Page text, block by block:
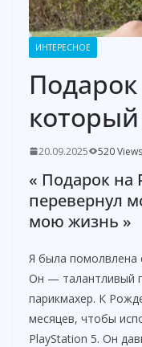
ИНТЕРЕСНОЕ
20.09.2025 520 Views
« Подарок на
перевернул
мою жизнь »
Я была помолвлена
Он — талантливый
парикмахер. К
месяцев, чтобы
PlayStation 5. Он